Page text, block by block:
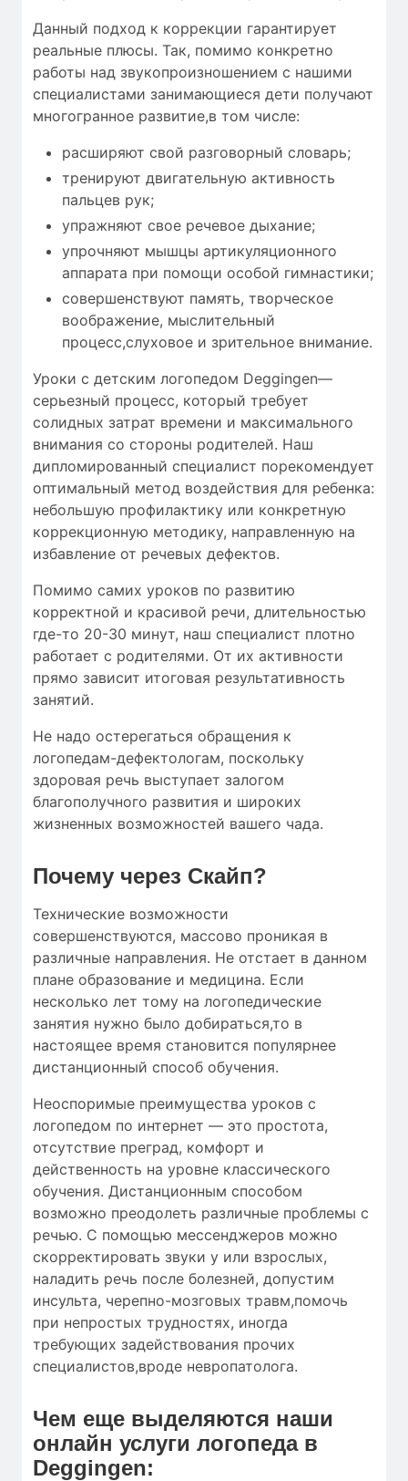
Данный подход к коррекции гарантирует
реальные плюсы. Так, помимо конкретно
работы над звукопроизношением с нашими
специалистами занимающиеся дети получают
многогранное развитие,в том числе:
расширяют свой разговорный словарь;
тренируют двигательную активность
пальцев рук;
упражняют свое речевое дыхание;
упрочняют мышцы артикуляционного
аппарата при помощи особой гимнастики;
совершенствуют память, творческое
воображение, мыслительный
процесс,слуховое и зрительное внимание.
Уроки с детским логопедом Deggingen—
серьезный процесс, который требует
солидных затрат времени и максимального
внимания со стороны родителей. Наш
дипломированный специалист порекомендует
оптимальный метод воздействия для ребенка:
небольшую профилактику или конкретную
коррекционную методику, направленную на
избавление от речевых дефектов.
Помимо самих уроков по развитию
корректной и красивой речи, длительностью
где-то 20-30 минут, наш специалист плотно
работает с родителями. От их активности
прямо зависит итоговая результативность
занятий.
Не надо остерегаться обращения к
логопедам-дефектологам, поскольку
здоровая речь выступает залогом
благополучного развития и широких
жизненных возможностей вашего чада.
Почему через Скайп?
Технические возможности
совершенствуются, массово проникая в
различные направления. Не отстает в данном
плане образование и медицина. Если
несколько лет тому на логопедические
занятия нужно было добираться,то в
настоящее время становится популярнее
дистанционный способ обучения.
Неоспоримые преимущества уроков с
логопедом по интернет — это простота,
отсутствие преград, комфорт и
действенность на уровне классического
обучения. Дистанционным способом
возможно преодолеть различные проблемы с
речью. С помощью мессенджеров можно
скорректировать звуки у или взрослых,
наладить речь после болезней, допустим
инсульта, черепно-мозговых травм,помочь
при непростых трудностях, иногда
требующих задействования прочих
специалистов,вроде невропатолога.
Чем еще выделяются наши
онлайн услуги логопеда в
Deggingen: